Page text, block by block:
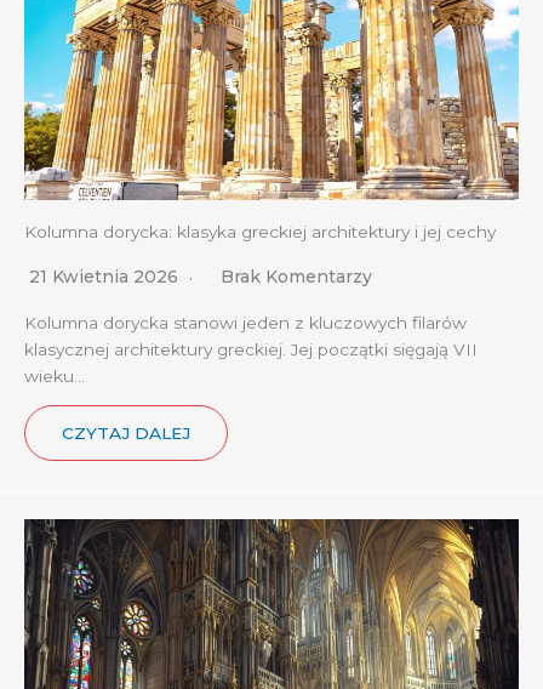
Kolumna dorycka: klasyka greckiej architektury i jej cechy
21 Kwietnia 2026 Brak Komentarzy
Kolumna dorycka stanowi jeden z kluczowych filarów
klasycznej architektury greckiej. Jej początki sięgają VII
wieku…
CZYTAJ DALEJ